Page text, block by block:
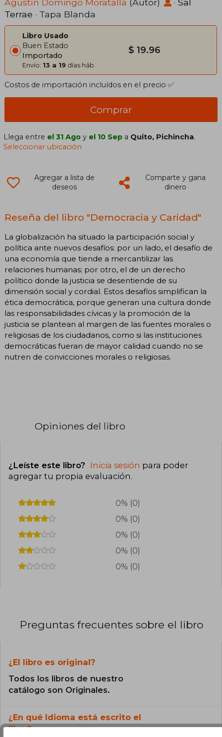
Agustín Domingo Moratalla (Autor) · Sal
Terrae · Tapa Blanda
Libro Usado
Buen Estado
Importado
Envío: 13 a 19 días háb.
$ 19.96
Costos de importación incluídos en el precio ✅
Comprar
Llega entre el 31 Ago y el 10 Sep a Quito, Pichincha.
Seleccionar ubicación
Agregar a lista de
deseos
Comparte y gana
dinero
Reseña del libro "Democracia y Caridad"
La globalización ha situado la participación social y
política ante nuevos desafíos: por un lado, el desafío de
una economía que tiende a mercantilizar las
relaciones humanas; por otro, el de un derecho
político donde la justicia se desentiende de su
dimensión social y cordial. Estos desafíos simplifican la
ética democrática, porque generan una cultura donde
las responsabilidades cívicas y la promoción de la
justicia se plantean al margen de las fuentes morales o
religiosas de los ciudadanos, como si las instituciones
democráticas fueran de mayor calidad cuando no se
nutren de convicciones morales o religiosas.
Opiniones del libro
¿Leíste este libro? Inicia sesión para poder
agregar tu propia evaluación.
0% (0)
0% (0)
0% (0)
0% (0)
0% (0)
Preguntas frecuentes sobre el libro
¿El libro es original?
Todos los libros de nuestro
catálogo son Originales.
¿En qué Idioma está escrito el
libro?